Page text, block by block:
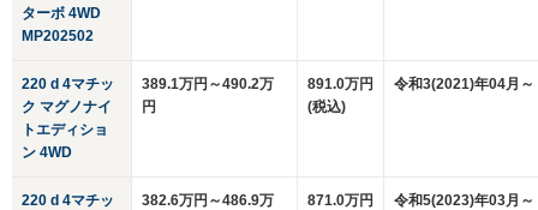
ターボ 4WD
MP202502
220 d 4マチッ
ク マグノナイ
トエディショ
ン 4WD
389.1万円～490.2万
円
891.0万円
(税込)
令和3(2021)年04月～
220 d 4マチッ
382.6万円～486.9万
871.0万円
令和5(2023)年03月～